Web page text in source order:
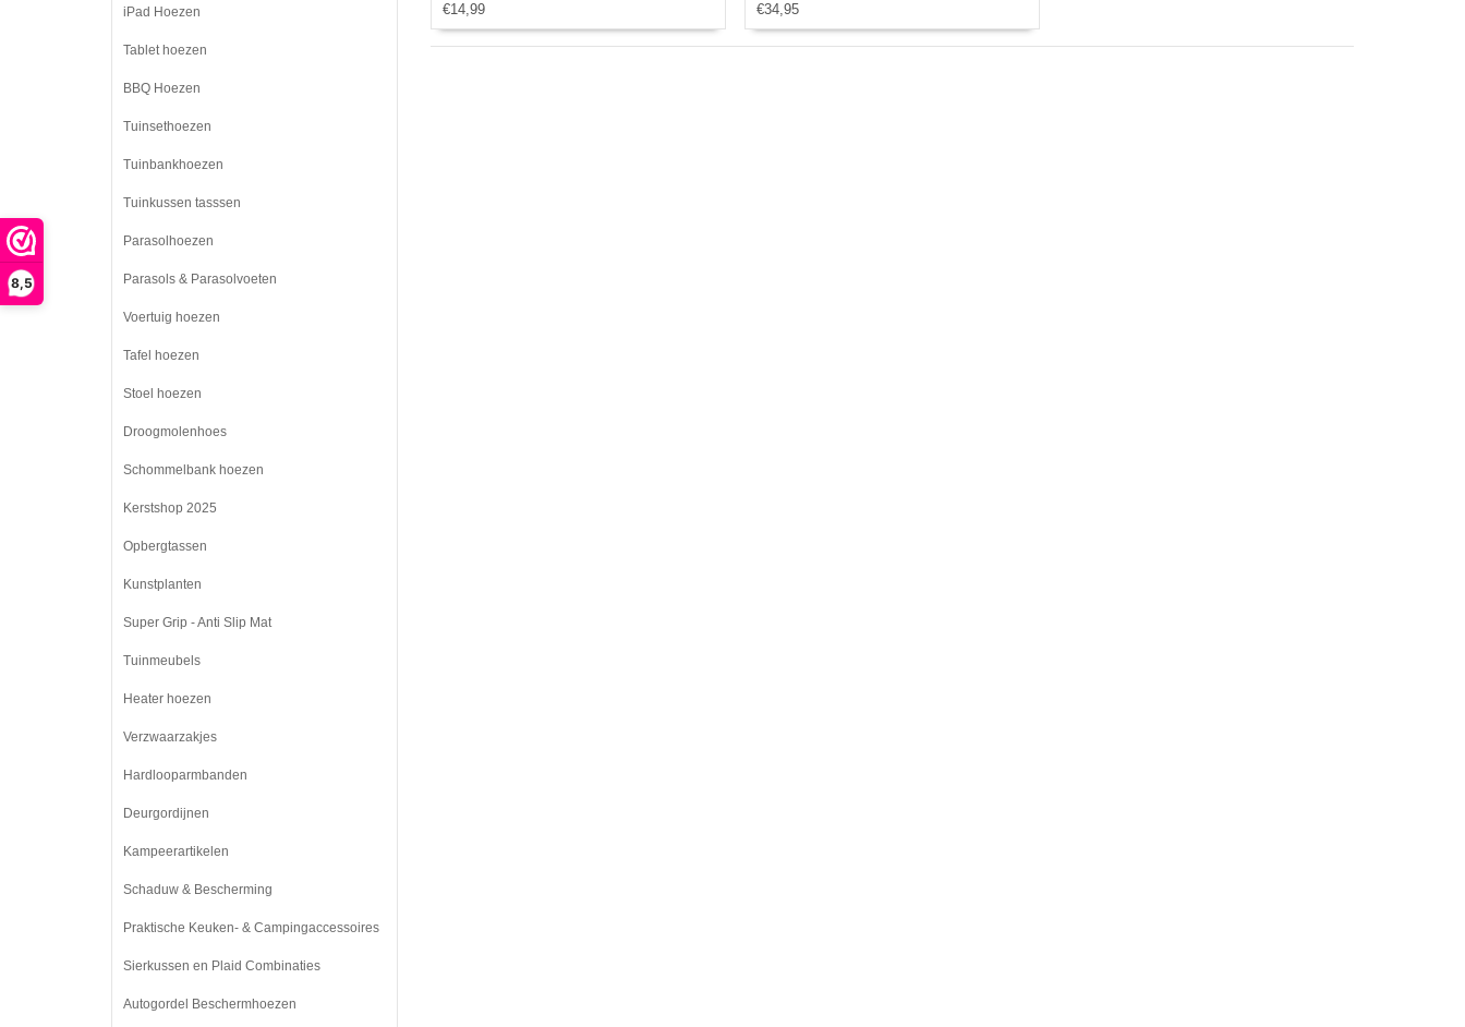
8,5
Kerstversiering - Kerstboom
kerstversiering - 12 cm
€14,99
Kersthanger - Kerstversiering -
Klassieke kerstversiering - Kerstboom -
€34,95
iPad Hoezen
Tablet hoezen
BBQ Hoezen
Tuinsethoezen
Tuinbankhoezen
Tuinkussen tasssen
Parasolhoezen
Parasols & Parasolvoeten
Voertuig hoezen
Tafel hoezen
Stoel hoezen
Droogmolenhoes
Schommelbank hoezen
Kerstshop 2025
Opbergtassen
Kunstplanten
Super Grip - Anti Slip Mat
Tuinmeubels
Heater hoezen
Verzwaarzakjes
Hardlooparmbanden
Deurgordijnen
Kampeerartikelen
Schaduw & Bescherming
Praktische Keuken- & Campingaccessoires
Sierkussen en Plaid Combinaties
Autogordel Beschermhoezen